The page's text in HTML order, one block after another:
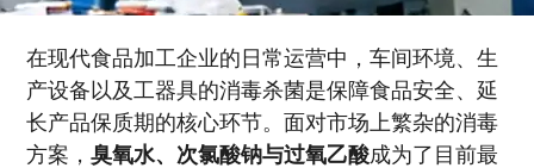
在现代食品加工企业的日常运营中，车间环境、生
产设备以及工器具的消毒杀菌是保障食品安全、延
长产品保质期的核心环节。面对市场上繁杂的消毒
方案， 臭氧水、次氯酸钠与过氧乙酸成为了目前最